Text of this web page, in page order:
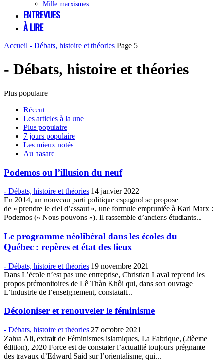
Mille marxismes
ENTREVUES
À LIRE
Accueil - Débats, histoire et théories Page 5
- Débats, histoire et théories
Plus populaire
Récent
Les articles à la une
Plus populaire
7 jours populaire
Les mieux notés
Au hasard
Podemos ou l’illusion du neuf
- Débats, histoire et théories 14 janvier 2022
En 2014, un nouveau parti politique espagnol se propose
de « prendre le ciel d’assaut », une formule empruntée à Karl Marx :
Podemos (« Nous pouvons »). Il rassemble d’anciens étudiants...
Le programme néolibéral dans les écoles du
Québec : repères et état des lieux
- Débats, histoire et théories 19 novembre 2021
Dans L’école n’est pas une entreprise, Christian Laval reprend les
propos prémonitoires de Lê Thàn Khôi qui, dans son ouvrage
L’industrie de l’enseignement, constatait...
Décoloniser et renouveler le féminisme
- Débats, histoire et théories 27 octobre 2021
Zahra Ali, extrait de Féminismes islamiques, La Fabrique, (2ièeme
édition), 2020 Force est de constater l’actualité toujours prégnante
des travaux d’Edward Said sur l’orientalisme, qui...